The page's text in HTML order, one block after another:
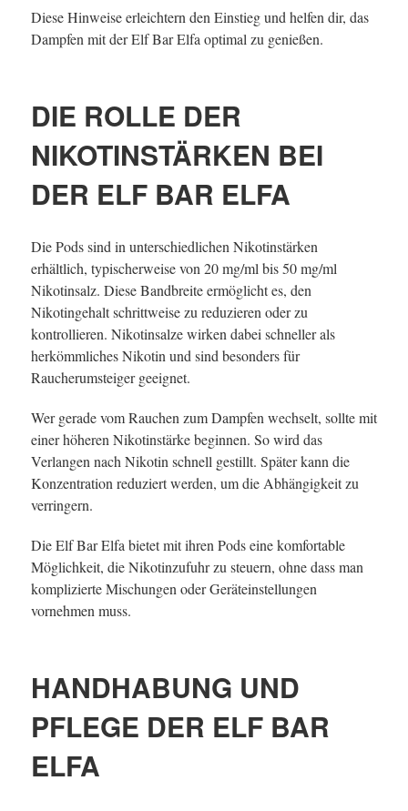
Diese Hinweise erleichtern den Einstieg und helfen dir, das
Dampfen mit der Elf Bar Elfa optimal zu genießen.
DIE ROLLE DER
NIKOTINSTÄRKEN BEI
DER ELF BAR ELFA
Die Pods sind in unterschiedlichen Nikotinstärken
erhältlich, typischerweise von 20 mg/ml bis 50 mg/ml
Nikotinsalz. Diese Bandbreite ermöglicht es, den
Nikotingehalt schrittweise zu reduzieren oder zu
kontrollieren. Nikotinsalze wirken dabei schneller als
herkömmliches Nikotin und sind besonders für
Raucherumsteiger geeignet.
Wer gerade vom Rauchen zum Dampfen wechselt, sollte mit
einer höheren Nikotinstärke beginnen. So wird das
Verlangen nach Nikotin schnell gestillt. Später kann die
Konzentration reduziert werden, um die Abhängigkeit zu
verringern.
Die Elf Bar Elfa bietet mit ihren Pods eine komfortable
Möglichkeit, die Nikotinzufuhr zu steuern, ohne dass man
komplizierte Mischungen oder Geräteinstellungen
vornehmen muss.
HANDHABUNG UND
PFLEGE DER ELF BAR
ELFA